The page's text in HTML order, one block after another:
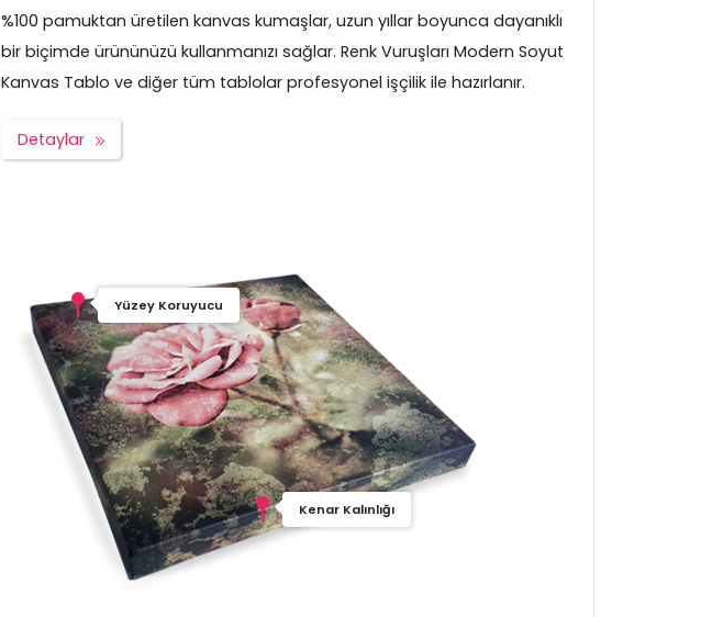
%100 pamuktan üretilen kanvas kumaşlar, uzun yıllar boyunca dayanıklı
bir biçimde ürününüzü kullanmanızı sağlar. Renk Vuruşları Modern Soyut
Kanvas Tablo ve diğer tüm tablolar profesyonel işçilik ile hazırlanır.
Detaylar
Yüzey Koruyucu
Kenar Kalınlığı